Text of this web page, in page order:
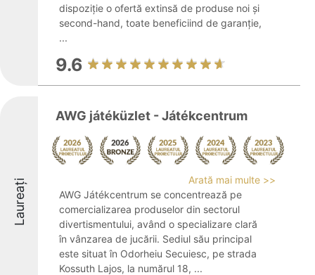
dispoziție o ofertă extinsă de produse noi și
second-hand, toate beneficiind de garanție,
...
9.6
Laureați
AWG játéküzlet - Játékcentrum
Arată mai multe >>
AWG Játékcentrum se concentrează pe
comercializarea produselor din sectorul
divertismentului, având o specializare clară
în vânzarea de jucării. Sediul său principal
este situat în Odorheiu Secuiesc, pe strada
Kossuth Lajos, la numărul 18, ...